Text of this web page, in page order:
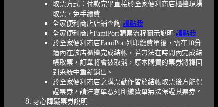
取票方式：付款完畢直接於全家便利商店櫃檯現場
取票，免手續費
全家便利商店店鋪查詢 請點我
全家便利商店FamiPort購票流程圖示說明 請點我
於全家便利商店FamiPort列印繳費單後，需在10分
鐘內在該店櫃檯完成結帳，若無法在時間內完成結
帳取票，訂單將會被取消，原本購買的票券將釋回
到系統中重新銷售。
於全家便利商店之購票動作皆於結帳取票後方能保
證票券，請注意單憑列印繳費單無法保證其票券。
身心障礙票券說明：